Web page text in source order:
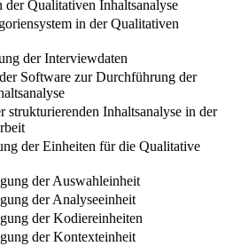
Qualitativen Inhaltsanalyse
in der Qualitativen
der Interviewdaten
Software zur Durchführung der
strukturierenden Inhaltsanalyse in der
der Einheiten für die Qualitative
der Auswahleinheit
der Analyseeinheit
der Kodiereinheiten
der Kontexteinheit